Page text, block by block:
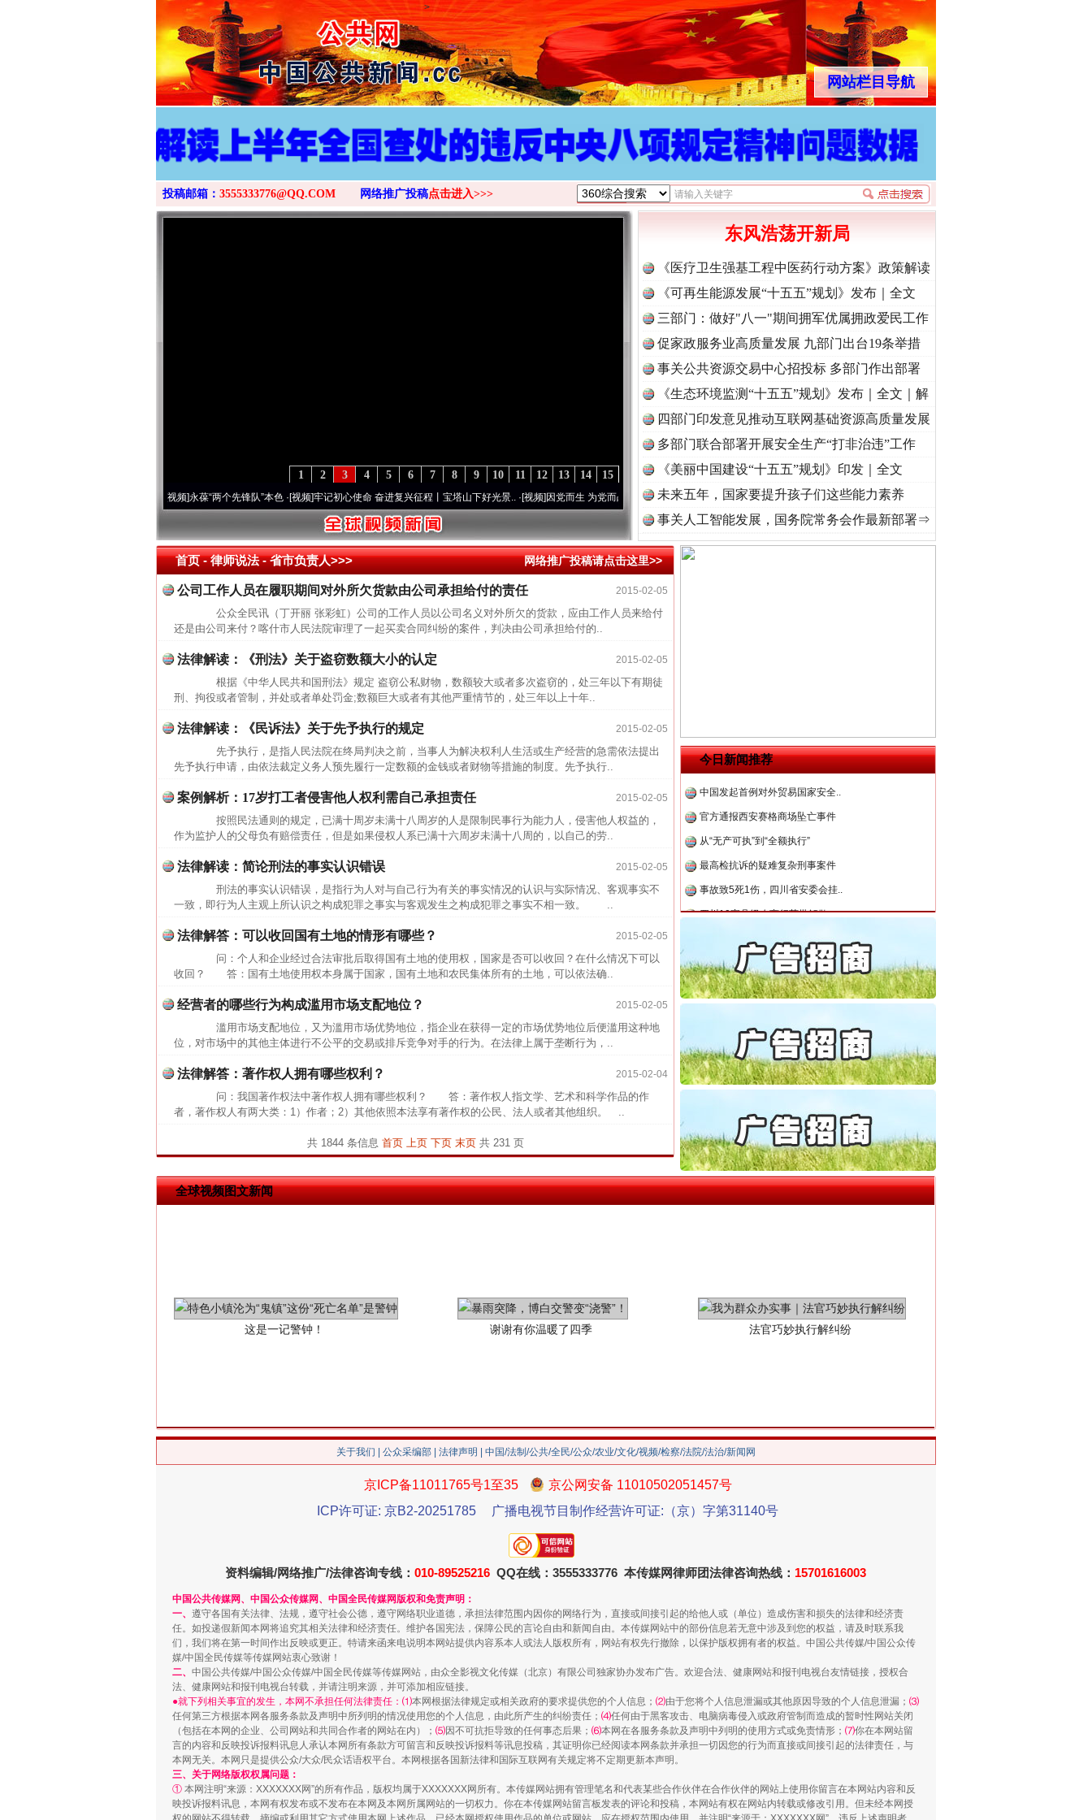
>
网站栏目导航
投稿邮箱： 3555333776@QQ.COM 网络推广投稿点击进入>>>
15
14
13
12
11
10
9
8
7
6
5
4
3
2
1
永葆“两个先锋队”本色·[视频] 牢记初心使命 奋进复兴征程丨宝塔山下好光景..·[视频] 因党而生 为党而战——百年“纪”事⑧加强纪律..·[视频]牢记初心使命 奋进复兴征程丨“转折之城”激荡..
东风浩荡开新局
《医疗卫生强基工程中医药行动方案》政策解读
《可再生能源发展“十五五”规划》发布｜全文
三部门：做好"八一"期间拥军优属拥政爱民工作
促家政服务业高质量发展 九部门出台19条举措
事关公共资源交易中心招投标 多部门作出部署
《生态环境监测“十五五”规划》发布｜全文｜解
读
四部门印发意见推动互联网基础资源高质量发展
多部门联合部署开展安全生产“打非治违”工作
《美丽中国建设“十五五”规划》印发｜全文
未来五年，国家要提升孩子们这些能力素养
事关人工智能发展，国务院常务会作最新部署⇒
首页- 律师说法 -省市负责人>>> 网络推广投稿请点击这里>>
2015-02-05
公司工作人员在履职期间对外所欠货款由公司承担给付的责任
公众全民讯（丁开丽 张彩虹）公司的工作人员以公司名义对外所欠的货款，应由工作人员来给付
还是由公司来付？喀什市人民法院审理了一起买卖合同纠纷的案件，判决由公司承担给付的..
2015-02-05
法律解读：《刑法》关于盗窃数额大小的认定
根据《中华人民共和国刑法》规定 盗窃公私财物，数额较大或者多次盗窃的，处三年以下有期徒
刑、拘役或者管制，并处或者单处罚金;数额巨大或者有其他严重情节的，处三年以上十年..
2015-02-05
法律解读：《民诉法》关于先予执行的规定
先予执行，是指人民法院在终局判决之前，当事人为解决权利人生活或生产经营的急需依法提出
先予执行申请，由依法裁定义务人预先履行一定数额的金钱或者财物等措施的制度。先予执行..
2015-02-05
案例解析：17岁打工者侵害他人权利需自己承担责任
按照民法通则的规定，已满十周岁未满十八周岁的人是限制民事行为能力人，侵害他人权益的，
作为监护人的父母负有赔偿责任，但是如果侵权人系已满十六周岁未满十八周的，以自己的劳..
2015-02-05
法律解读：简论刑法的事实认识错误
刑法的事实认识错误，是指行为人对与自己行为有关的事实情况的认识与实际情况、客观事实不
一致，即行为人主观上所认识之构成犯罪之事实与客观发生之构成犯罪之事实不相一致。 ..
2015-02-05
法律解答：可以收回国有土地的情形有哪些？
问：个人和企业经过合法审批后取得国有土地的使用权，国家是否可以收回？在什么情况下可以
收回？ 答：国有土地使用权本身属于国家，国有土地和农民集体所有的土地，可以依法确..
2015-02-05
经营者的哪些行为构成滥用市场支配地位？
滥用市场支配地位，又为滥用市场优势地位，指企业在获得一定的市场优势地位后便滥用这种地
位，对市场中的其他主体进行不公平的交易或排斥竞争对手的行为。在法律上属于垄断行为，..
2015-02-04
法律解答：著作权人拥有哪些权利？
问：我国著作权法中著作权人拥有哪些权利？ 答：著作权人指文学、艺术和科学作品的作
者，著作权人有两大类：1）作者；2）其他依照本法享有著作权的公民、法人或者其他组织。 ..
共 1844 条信息 首页 上页 下页 末页共 231 页
今日新闻推荐
中方对6家美国实体采取反制措..
中国发起首例对外贸易国家安全..
官方通报西安赛格商场坠亡事件
从“无产可执”到“全额执行”
最高检抗诉的疑难复杂刑事案件
事故致5死1伤，四川省安委会挂..
四川10家县级农商行获批解散
半生相守，一别两宽：这场老年..
一纸欠条伤亲情 巡回调解促和..
26万保费，离婚时为何要分走一..
杨天誉，不得录用为公务员
四川省公安厅征集新型黑恶违法..
中方对6家美国实体采取反制措..
中国发起首例对外贸易国家安全..
官方通报西安赛格商场坠亡事件
从“无产可执”到“全额执行”
最高检抗诉的疑难复杂刑事案件
事故致5死1伤，四川省安委会挂..
全球视频图文新闻
网上购药对药下症？
“神药”背后的真相
这是一记警钟！ 谢谢有你温暖了四季 法官巧妙执行解纠纷
今年投资意愿榜揭晓
习近平的博鳌关键词
魏明亮严重违纪违法案透视
关于我们 公众采编部 法律声明 | 中国/法制/公共/全民/公众/农业/文化/视频/检察/法院/法治/新闻网
京ICP备11011765号1至35
京公网安备 11010502051457号
ICP许可证: 京B2-20251785
广播电视节目制作经营许可证:（京）字第31140号
资料编辑/网络推广/法律咨询专线： 010-89525216 QQ在线：3555333776 本传媒网律师团法律咨询热线： 15701616003
中国公共传媒网、中国公众传媒网、中国全民传媒网版权和免责声明：
一、 遵守各国有关法律、法规，遵守社会公德，遵守网络职业道德，承担法律范围内因你的网络行为，直接或间接引起的给他人或（单位）造成伤害和损失的法律和经济责
任。如投递假新闻本网将追究其相关法律和经济责任。维护各国宪法，保障公民的言论自由和新闻自由。本传媒网站中的部份信息若无意中涉及到您的权益，请及时联系我
们，我们将在第一时间作出反映或更正。特请来函来电说明本网站提供内容系本人或法人版权所有，网站有权先行撤除，以保护版权拥有者的权益。中国公共传媒/中国公众传
媒/中国全民传媒等传媒网站衷心致谢！
二、 中国公共传媒/中国公众传媒/中国全民传媒等传媒网站，由众全影视文化传媒（北京）有限公司独家协办发布广告。欢迎合法、健康网站和报刊电视台友情链接，授权合
法、健康网站和报刊电视台转载，并请注明来源，并可添加相应链接。
●就下列相关事宜的发生，本网不承担任何法律责任：⑴本网根据法律规定或相关政府的要求提供您的个人信息； ⑵由于您将个人信息泄漏或其他原因导致的个人信息泄漏； ⑶
任何第三方根据本网各服务条款及声明中所列明的情况使用您的个人信息，由此所产生的纠纷责任； ⑷任何由于黑客攻击、电脑病毒侵入或政府管制而造成的暂时性网站关闭
（包括在本网的企业、公司网站和共同合作者的网站在内）； ⑸因不可抗拒导致的任何事态后果； ⑹本网在各服务条款及声明中列明的使用方式或免责情形； ⑺你在本网站留
言的内容和反映投诉报料讯息人承认本网所有条款方可留言和反映投诉报料等讯息投稿，其证明你已经阅读本网条款并承担一切因您的行为而直接或间接引起的法律责任，与
本网无关。本网只是提供公众/大众/民众话语权平台。本网根据各国新法律和国际互联网有关规定将不定期更新本声明。
三、关于网络版权权属问题：
① 本网注明“来源：XXXXXXX网”的所有作品，版权均属于XXXXXXX网所有。本传媒网站拥有管理笔名和代表某些合作伙伴在合作伙伴的网站上使用你留言在本网站内容和反
映投诉报料讯息，本网有权发布或不发布在本网及本网所属网站的一切权力。你在本传媒网站留言板发表的评论和投稿，本网站有权在网站内转载或修改引用。但未经本网授